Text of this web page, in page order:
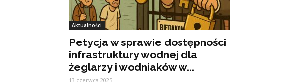
Aktualności
Petycja w sprawie dostępności
infrastruktury wodnej dla
żeglarzy i wodniaków w...
13 czerwca 2025